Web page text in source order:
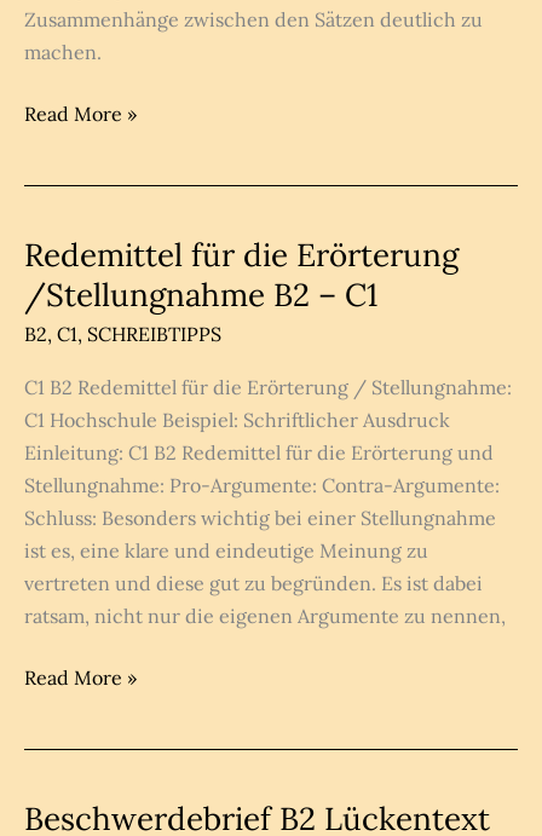
Zusammenhänge zwischen den Sätzen deutlich zu
machen.
Redemittel C1
Read More »
Redemittel für die Erörterung
/Stellungnahme B2 – C1
B2, C1, SCHREIBTIPPS
C1 B2 Redemittel für die Erörterung / Stellungnahme:
C1 Hochschule Beispiel: Schriftlicher Ausdruck
Einleitung: C1 B2 Redemittel für die Erörterung und
Stellungnahme: Pro-Argumente: Contra-Argumente:
Schluss: Besonders wichtig bei einer Stellungnahme
ist es, eine klare und eindeutige Meinung zu
vertreten und diese gut zu begründen. Es ist dabei
ratsam, nicht nur die eigenen Argumente zu nennen,
Redemittel
/Stellungnahme
Read More »
Beschwerdebrief B2 Lückentext